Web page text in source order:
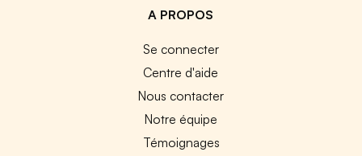
A PROPOS
Se connecter
Centre d'aide
Nous contacter
Notre équipe
Témoignages